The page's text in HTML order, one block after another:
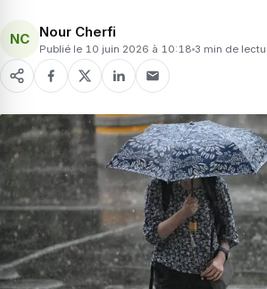
NC Nour Cherfi
Publié le 10 juin 2026 à 10:18 3 min de